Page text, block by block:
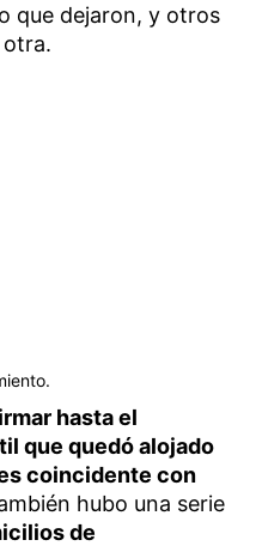
que dejaron, y otros
hasta el
que quedó alojado
coincidente con
hubo una serie
de